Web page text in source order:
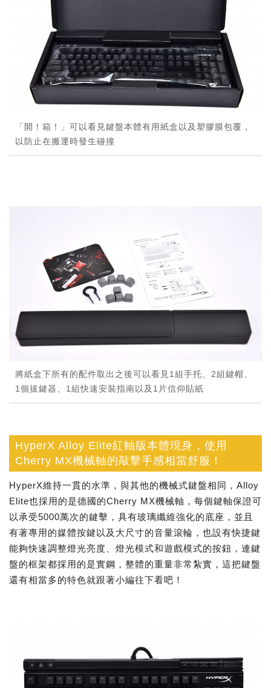
「開！箱！」可以看見鍵盤本體有用紙盒以及塑膠膜包覆，
以防止在搬運時發生碰撞
將紙盒下所有的配件取出之後可以看見1組手托、2組鍵帽、
1個拔鍵器、1組快速安裝指南以及1片信仰貼紙
HyperX Alloy Elite紅軸版本體現身，使用
Cherry MX機械軸的敲擊手感相當舒服！
HyperX維持一貫的水準，與其他的機械式鍵盤相同，Alloy
Elite也採用的是德國的Cherry MX機械軸，每個鍵軸保證可
以承受5000萬次的鍵擊，具有玻璃纖維強化的底座，並且
有著專用的媒體按鍵以及大尺寸的音量滾輪，也設有快捷鍵
能夠快速調整燈光亮度、燈光模式和遊戲模式的按鈕，連鍵
盤的框架都採用的是實鋼，整體的重量非常紮實，這把鍵盤
還有相當多的特色就跟著小編往下看吧！